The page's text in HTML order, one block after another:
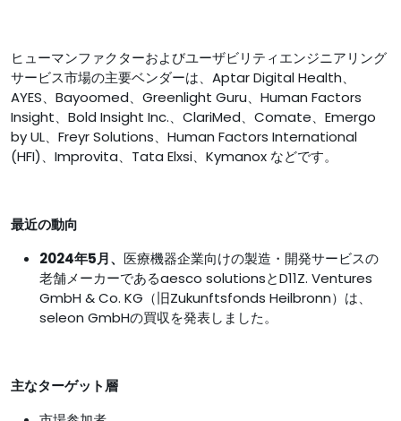
ヒューマンファクターおよびユーザビリティエンジニアリング
サービス市場の主要ベンダーは、Aptar Digital Health、
AYES、Bayoomed、Greenlight Guru、Human Factors
Insight、Bold Insight Inc.、ClariMed、Comate、Emergo
by UL、Freyr Solutions、Human Factors International
(HFI)、Improvita、Tata Elxsi、Kymanox などです。
最近の動向
2024年5月、 医療機器企業向けの製造・開発サービスの
老舗メーカーであるaesco solutionsとD11Z. Ventures
GmbH & Co. KG（旧Zukunftsfonds Heilbronn）は、
seleon GmbHの買収を発表しました。
主なターゲット層